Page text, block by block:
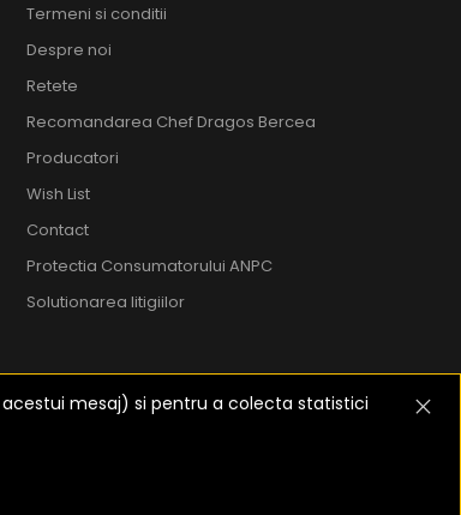
Termeni si conditii
Despre noi
Retete
Recomandarea Chef Dragos Bercea
Producatori
Wish List
Contact
Protectia Consumatorului ANPC
Solutionarea litigiilor
mesaj) si pentru a colecta statistici